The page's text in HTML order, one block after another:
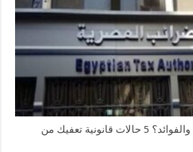
متى تسقط عنك الديون والفوائد؟ 5 حالات قانونية تعفيك من